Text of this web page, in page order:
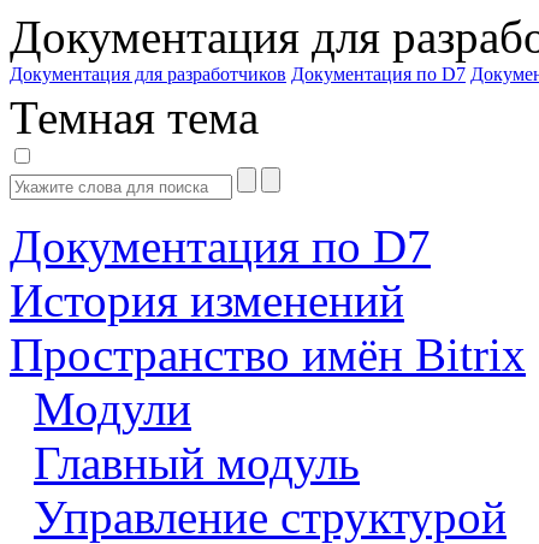
Документация для
Документация для разработчиков Документация по D7
Темная тема
Документация по D7
История изменений
Пространство имён Bitrix
Модули
Главный модуль
Управление структурой